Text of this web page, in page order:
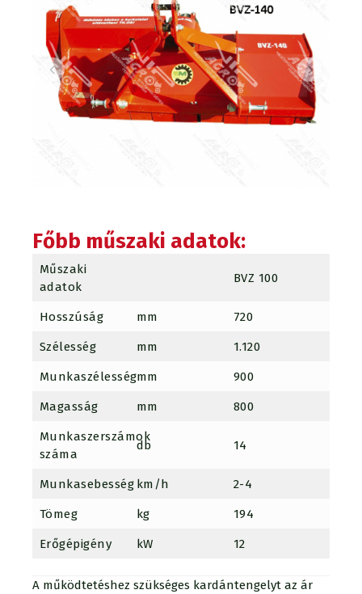
Főbb műszaki adatok:
Műszaki
adatok
BVZ 100
Hosszúság mm 720
Szélesség mm 1.120
Munkaszélességmm 900
Magasság mm 800
Munkaszerszámok
száma
db 14
Munkasebesség km/h 2-4
Tömeg kg 194
Erőgépigény kW 12
A működtetéshez szükséges kardántengelyt az ár